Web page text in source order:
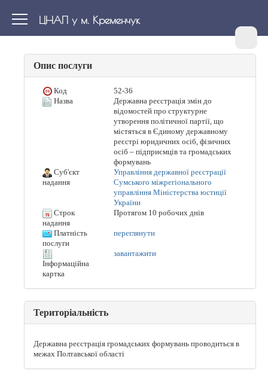
ЦНАП у м. Кременчук
Опис послуги
Код
52-36
Назва
Державна реєстрація змін до
відомостей про структурне
утворення політичної партії, що
містяться в Єдиному державному
реєстрі юридичних осіб, фізичних
осіб – підприємців та громадських
формувань
Суб'єкт
надання
Управління державної реєстрації
Сумського міжрегіонального
управління Міністерства юстиції
України
Строк
надання
Протягом 10 робочих днів
Платність
послуги
переглянути
Інформаційна
картка
завантажити
Територіальність
Державна реєстрація громадських формувань проводиться в
межах Полтавської області